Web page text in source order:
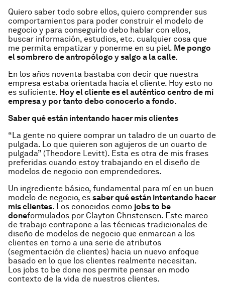
Quiero saber todo sobre ellos, quiero comprender sus
comportamientos para poder construir el modelo de
negocio y para conseguirlo debo hablar con ellos,
buscar información, estudios, etc. cualquier cosa que
me permita empatizar y ponerme en su piel. Me pongo
el sombrero de antropólogo y salgo a la calle.
En los años noventa bastaba con decir que nuestra
empresa estaba orientada hacia el cliente. Hoy esto no
es suficiente. Hoy el cliente es el auténtico centro de mi
empresa y por tanto debo conocerlo a fondo.
Saber qué están intentando hacer mis clientes
“La gente no quiere comprar un taladro de un cuarto de
pulgada. Lo que quieren son agujeros de un cuarto de
pulgada” (Theodore Levitt). Esta es otra de mis frases
preferidas cuando estoy trabajando en el diseño de
modelos de negocio con emprendedores.
Un ingrediente básico, fundamental para mí en un buen
modelo de negocio, es saber qué están intentando hacer
mis clientes. Los conocidos como jobs to be
doneformulados por Clayton Christensen. Este marco
de trabajo contrapone a las técnicas tradicionales de
diseño de modelos de negocio que enmarcan a los
clientes en torno a una serie de atributos
(segmentación de clientes) hacia un nuevo enfoque
basado en lo que los clientes realmente necesitan.
Los jobs to be done nos permite pensar en modo
contexto de la vida de nuestros clientes.